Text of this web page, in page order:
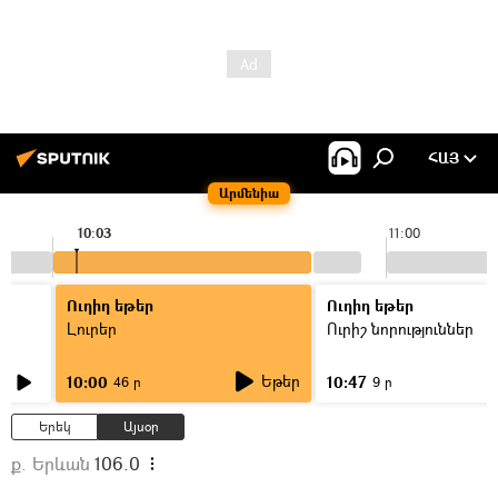
Արմենիա
ՀԱՅ
11:00
10:03
Ուղիղ եթեր
Լուրեր
10:00 46 ր Եթեր
Ուղիղ եթեր
Ուրիշ նորություններ
10:47 9 ր
Երեկ Այսօր
ք. Երևան 106.0